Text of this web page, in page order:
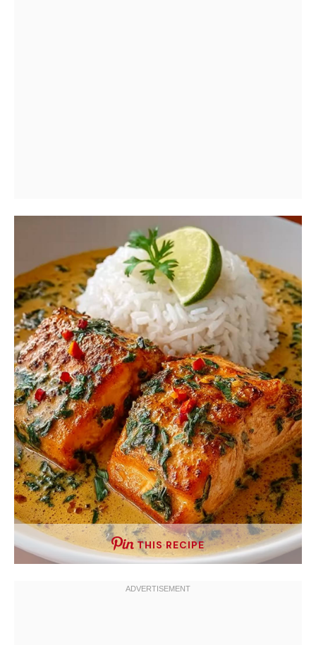
THIS RECIPE